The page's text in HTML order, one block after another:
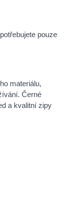
pouze
materiálu,
Černé
a kvalitní zipy